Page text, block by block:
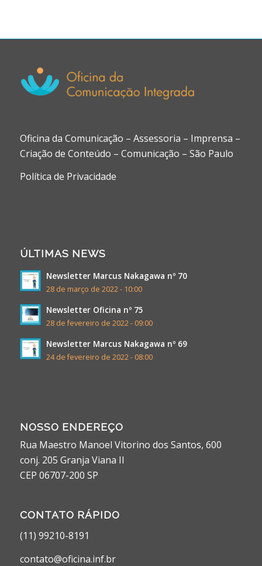
Oficina da Comunicação – Assessoria – Imprensa –
Criação de Conteúdo – Comunicação – São Paulo
Política de Privacidade
ÚLTIMAS NEWS
Newsletter Marcus Nakagawa nº 70
28 de março de 2022 - 10:00
Newsletter Oficina nº 75
28 de fevereiro de 2022 - 09:00
Newsletter Marcus Nakagawa nº 69
24 de fevereiro de 2022 - 08:00
NOSSO ENDEREÇO
Rua Maestro Manoel Vitorino dos Santos, 600
conj. 205 Granja Viana II
CEP 06707-200 SP
CONTATO RÁPIDO
(11) 99210-8191
contato@oficina.inf.br